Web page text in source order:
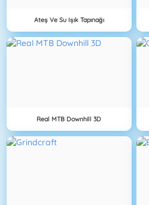
Ateş Ve Su Işık Tapınağı
Real MTB Downhill 3D